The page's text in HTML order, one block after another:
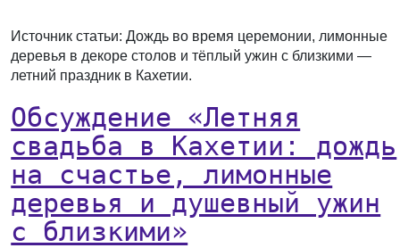
Источник статьи: Дождь во время церемонии, лимонные
деревья в декоре столов и тёплый ужин с близкими —
летний праздник в Кахетии.
Обсуждение «Летняя
свадьба в Кахетии: дождь
на счастье, лимонные
деревья и душевный ужин
с близкими»